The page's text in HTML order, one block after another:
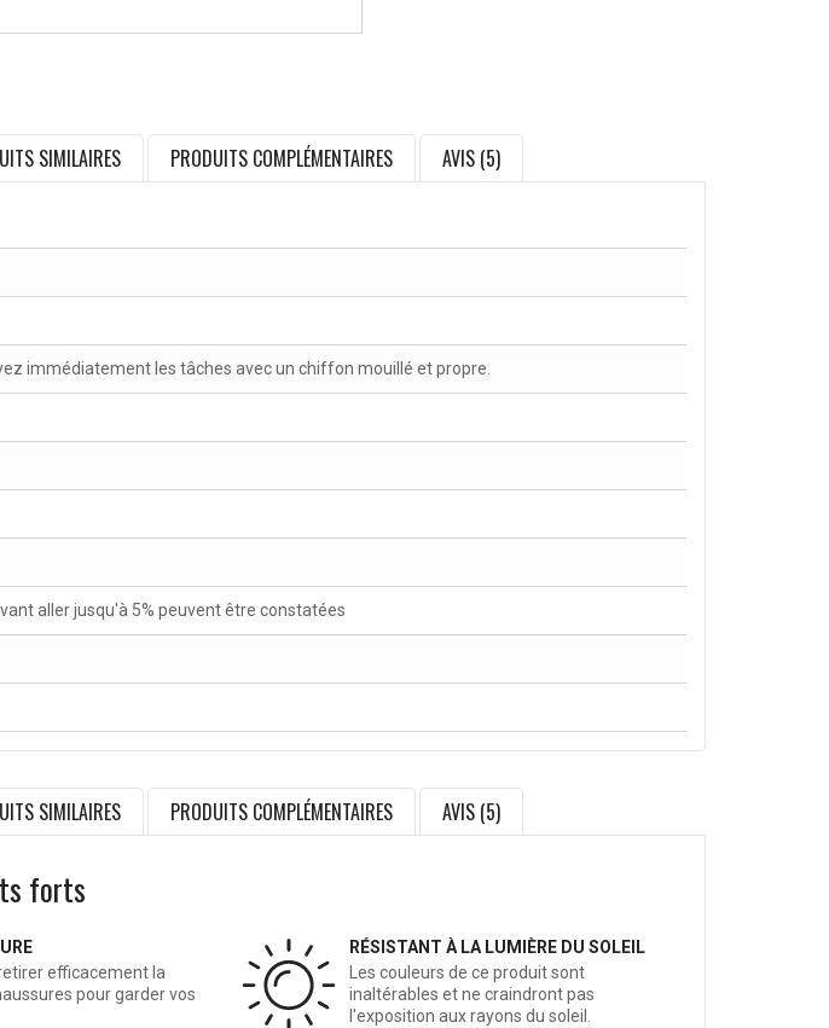
SIMILAIRES PRODUITS COMPLÉMENTAIRES AVIS (5)
immédiatement les tâches avec un chiffon mouillé et propre.
aller jusqu'à 5% peuvent être constatées
SIMILAIRES PRODUITS COMPLÉMENTAIRES AVIS (5)
forts
efficacement la
pour garder vos
RÉSISTANT À LA LUMIÈRE DU SOLEIL
Les couleurs de ce produit sont
inaltérables et ne craindront pas
l'exposition aux rayons du soleil.